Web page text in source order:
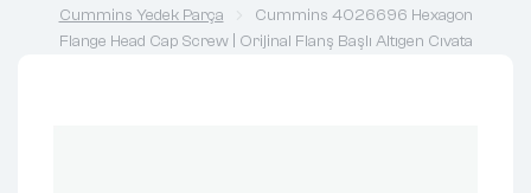
Cummins Yedek Parça
Cummins 4026696 Hexagon
Flange Head Cap Screw | Orijinal Flanş Başlı Altıgen Cıvata